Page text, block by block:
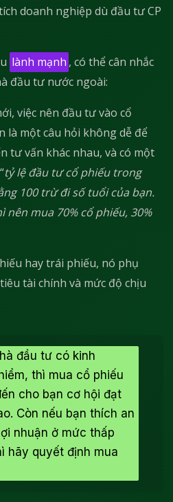
doanh nghiệp dù đầu tư CP
lành mạnh , có thể cân nhắc
đầu tư nước ngoài:
việc nên đầu tư vào cổ
là một câu hỏi không dễ để
tư vấn khác nhau, và có một
tỷ lệ đầu tư cổ phiếu trong
100 trừ đi số tuổi của bạn.
nên mua 70% cổ phiếu, 30%
hay trái phiếu, nó phụ
tài chính và mức độ chịu
đầu tư có kinh
thì mua cổ phiếu
cho bạn cơ hội đạt
Còn nếu bạn thích an
nhuận ở mức thấp
hãy quyết định mua